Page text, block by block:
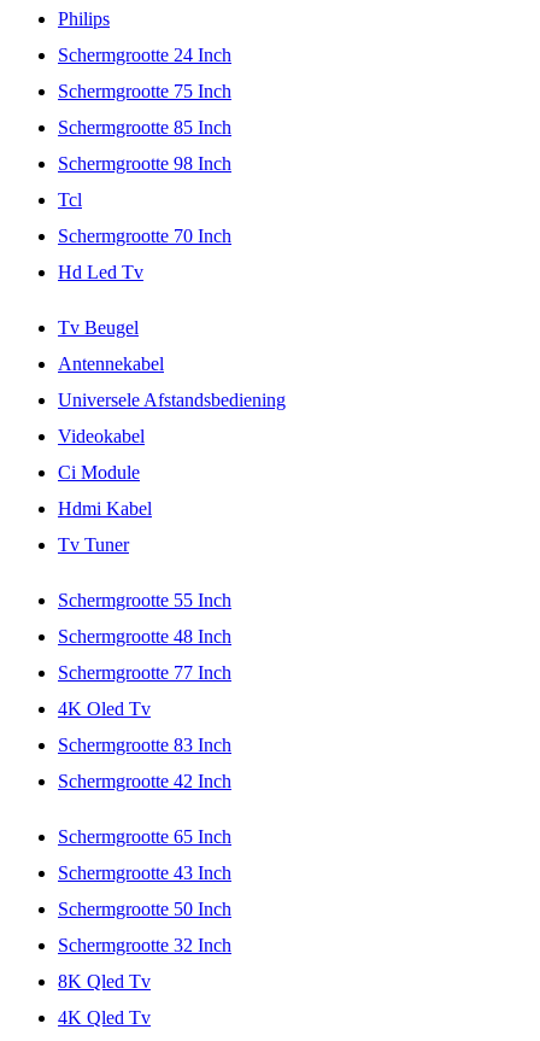
Philips
Schermgrootte 24 Inch
Schermgrootte 75 Inch
Schermgrootte 85 Inch
Schermgrootte 98 Inch
Tcl
Schermgrootte 70 Inch
Hd Led Tv
Tv Beugel
Antennekabel
Universele Afstandsbediening
Videokabel
Ci Module
Hdmi Kabel
Tv Tuner
Schermgrootte 55 Inch
Schermgrootte 48 Inch
Schermgrootte 77 Inch
4K Oled Tv
Schermgrootte 83 Inch
Schermgrootte 42 Inch
Schermgrootte 65 Inch
Schermgrootte 43 Inch
Schermgrootte 50 Inch
Schermgrootte 32 Inch
8K Qled Tv
4K Qled Tv